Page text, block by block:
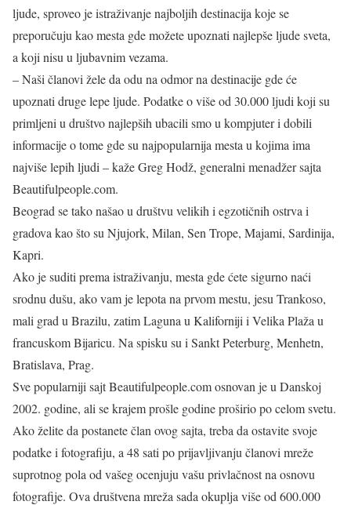
ljude, sproveo je istraživanje najboljih destinacija koje se
preporučuju kao mesta gde možete upoznati najlepše ljude sveta,
a koji nisu u ljubavnim vezama.
– Naši članovi žele da odu na odmor na destinacije gde će
upoznati druge lepe ljude. Podatke o više od 30.000 ljudi koji su
primljeni u društvo najlepših ubacili smo u kompjuter i dobili
informacije o tome gde su najpopularnija mesta u kojima ima
najviše lepih ljudi – kaže Greg Hodž, generalni menadžer sajta
Beautifulpeople.com.
Beograd se tako našao u društvu velikih i egzotičnih ostrva i
gradova kao što su Njujork, Milan, Sen Trope, Majami, Sardinija,
Kapri.
Ako je suditi prema istraživanju, mesta gde ćete sigurno naći
srodnu dušu, ako vam je lepota na prvom mestu, jesu Trankoso,
mali grad u Brazilu, zatim Laguna u Kaliforniji i Velika Plaža u
francuskom Bijaricu. Na spisku su i Sankt Peterburg, Menhetn,
Bratislava, Prag.
Sve popularniji sajt Beautifulpeople.com osnovan je u Danskoj
2002. godine, ali se krajem prošle godine proširio po celom svetu.
Ako želite da postanete član ovog sajta, treba da ostavite svoje
podatke i fotografiju, a 48 sati po prijavljivanju članovi mreže
suprotnog pola od vašeg ocenjuju vašu privlačnost na osnovu
fotografije. Ova društvena mreža sada okuplja više od 600.000